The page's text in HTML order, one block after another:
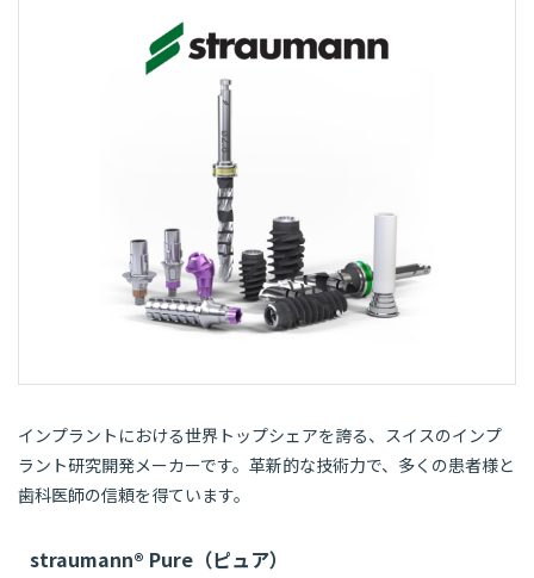
インプラントにおける世界トップシェアを誇る、スイスのインプ
ラント研究開発メーカーです。革新的な技術力で、多くの患者様と
歯科医師の信頼を得ています。
straumann® Pure（ピュア）